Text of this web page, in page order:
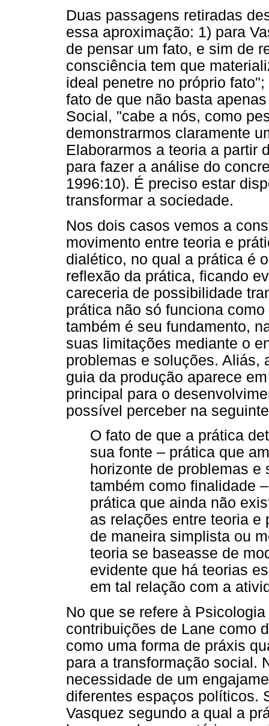
Duas passagens retiradas
essa aproximação: 1) para
de pensar um fato, e sim de
consciência tem que
ideal penetre no próprio
fato de que não basta
Social, "cabe a nós, como
demonstrarmos claramente
Elaborarmos a teoria a partir
para fazer a análise do
1996:10). É preciso estar
transformar a sociedade.
Nos dois casos vemos a
movimento entre teoria e
dialético, no qual a prática é
reflexão da prática, ficando
careceria de possibilidade
prática não só funciona
também é seu fundamento,
suas limitações mediante o
problemas e soluções. Aliás,
guia da produção aparece
principal para o
possível perceber na
O fato de que a prática
sua fonte – prática que
horizonte de problemas
também como finalidade
prática que ainda não
as relações entre teoria e
de maneira simplista ou
teoria se baseasse de
evidente que há teorias
em tal relação com a
No que se refere à
contribuições de Lane como
como uma forma de práxis
para a transformação social.
necessidade de um
diferentes espaços políticos.
Vasquez segundo a qual a